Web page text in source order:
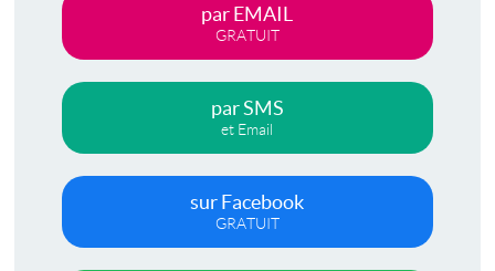
par EMAIL
GRATUIT
par SMS
et Email
sur Facebook
GRATUIT